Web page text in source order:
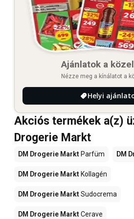
Ajánlatok a
Nézze meg a kínálatot a
Helyi
Akciós termékek a(z)
Drogerie Markt
DM Drogerie Markt Parfüm DM
DM Drogerie Markt Kollagén
DM Drogerie MarktSudocrema
DM Drogerie MarktCerave